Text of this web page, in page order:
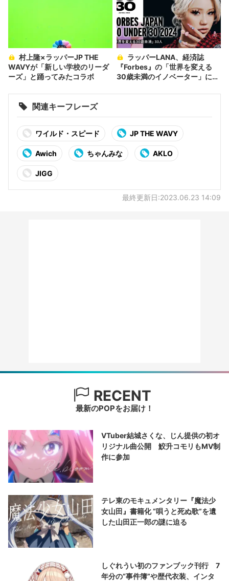
WAVYが「新しい学校のリーダ
ーズ」と踊ってみたコラボ
『Forbes』の「世界を変える
30歳未満のイノベーター」に選
関連キーフレーズ
ワイルド・スピード JP THE WAVY
Awich ちゃんみな AKLO
JIGG
最終更新日:2023.06.23 14:09
RECENT
最新のPOPをお届け！
VTuber結城さくな、じん提供の初オ
リジナル曲公開 鮫升コモリもMV制
作に参加
テレ東のモキュメンタリー『魔法少
女山田』書籍化 “唄うと死ぬ歌”を遺
した山田正一郎の謎に迫る
しぐれうい初のファンブック刊行 7
年分の“事件簿”や歴代衣装、インタ